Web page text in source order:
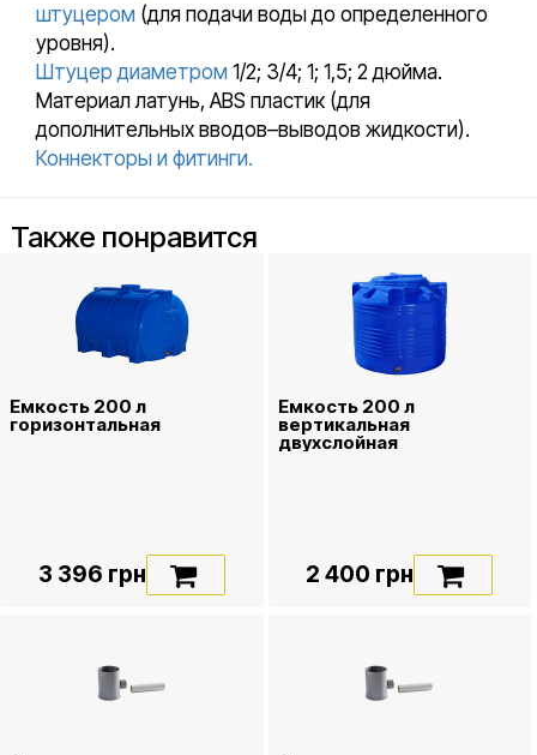
штуцером (для подачи воды до определенного
уровня).
Штуцер диаметром 1/2; 3/4; 1; 1,5; 2 дюйма.
Материал латунь, ABS пластик (для
дополнительных вводов–выводов жидкости).
Коннекторы и фитинги.
Также понравится
Емкость 200 л
горизонтальная
3 396 грн
Емкость 200 л
вертикальная
двухслойная
2 400 грн